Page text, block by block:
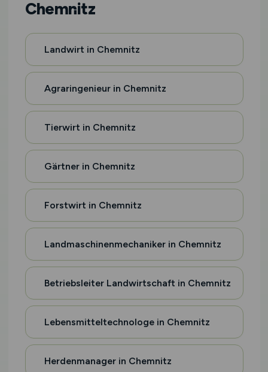
Chemnitz
Landwirt in Chemnitz
Agraringenieur in Chemnitz
Tierwirt in Chemnitz
Gärtner in Chemnitz
Forstwirt in Chemnitz
Landmaschinenmechaniker in Chemnitz
Betriebsleiter Landwirtschaft in Chemnitz
Lebensmitteltechnologe in Chemnitz
Herdenmanager in Chemnitz